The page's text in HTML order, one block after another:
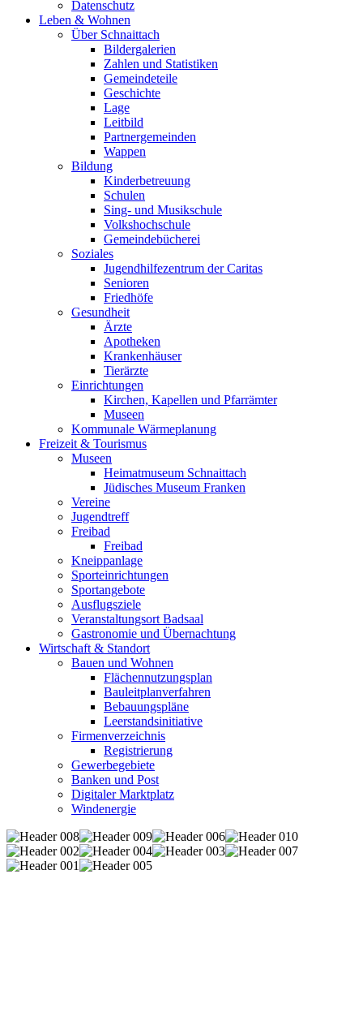
Datenschutz
Leben & Wohnen
Über Schnaittach
Bildergalerien
Zahlen und Statistiken
Gemeindeteile
Geschichte
Lage
Leitbild
Partnergemeinden
Wappen
Bildung
Kinderbetreuung
Schulen
Sing- und Musikschule
Volkshochschule
Gemeindebücherei
Soziales
Jugendhilfezentrum der Caritas
Senioren
Friedhöfe
Gesundheit
Ärzte
Apotheken
Krankenhäuser
Tierärzte
Einrichtungen
Kirchen, Kapellen und Pfarrämter
Museen
Kommunale Wärmeplanung
Freizeit & Tourismus
Museen
Heimatmuseum Schnaittach
Jüdisches Museum Franken
Vereine
Jugendtreff
Freibad
Freibad
Kneippanlage
Sporteinrichtungen
Sportangebote
Ausflugsziele
Veranstaltungsort Badsaal
Gastronomie und Übernachtung
Wirtschaft & Standort
Bauen und Wohnen
Flächennutzungsplan
Bauleitplanverfahren
Bebauungspläne
Leerstandsinitiative
Firmenverzeichnis
Registrierung
Gewerbegebiete
Banken und Post
Digitaler Marktplatz
Windenergie